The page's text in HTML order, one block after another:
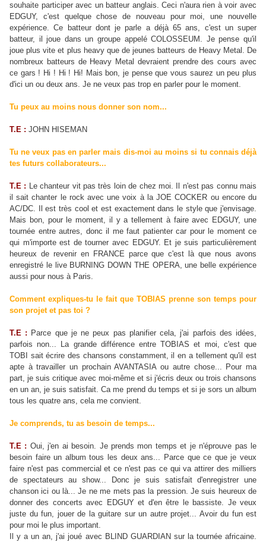
souhaite participer avec un batteur anglais. Ceci n'aura rien à voir avec
EDGUY, c'est quelque chose de nouveau pour moi, une nouvelle
expérience. Ce batteur dont je parle a déjà 65 ans, c'est un super
batteur, il joue dans un groupe appelé COLOSSEUM. Je pense qu'il
joue plus vite et plus heavy que de jeunes batteurs de Heavy Metal. De
nombreux batteurs de Heavy Metal devraient prendre des cours avec
ce gars ! Hi ! Hi ! Hi! Mais bon, je pense que vous saurez un peu plus
d'ici un ou deux ans. Je ne veux pas trop en parler pour le moment.
Tu peux au moins nous donner son nom...
T.E : JOHN HISEMAN
Tu ne veux pas en parler mais dis-moi au moins si tu connais déjà
tes futurs collaborateurs...
T.E : Le chanteur vit pas très loin de chez moi. Il n'est pas connu mais
il sait chanter le rock avec une voix à la JOE COCKER ou encore du
AC/DC. Il est très cool et est exactement dans le style que j'envisage.
Mais bon, pour le moment, il y a tellement à faire avec EDGUY, une
tournée entre autres, donc il me faut patienter car pour le moment ce
qui m'importe est de tourner avec EDGUY. Et je suis particulièrement
heureux de revenir en FRANCE parce que c'est là que nous avons
enregistré le live BURNING DOWN THE OPERA, une belle expérience
aussi pour nous à Paris.
Comment expliques-tu le fait que TOBIAS prenne son temps pour
son projet et pas toi ?
T.E : Parce que je ne peux pas planifier cela, j'ai parfois des idées,
parfois non... La grande différence entre TOBIAS et moi, c'est que
TOBI sait écrire des chansons constamment, il en a tellement qu'il est
apte à travailler un prochain AVANTASIA ou autre chose... Pour ma
part, je suis critique avec moi-même et si j'écris deux ou trois chansons
en un an, je suis satisfait. Ca me prend du temps et si je sors un album
tous les quatre ans, cela me convient.
Je comprends, tu as besoin de temps...
T.E : Oui, j'en ai besoin. Je prends mon temps et je n'éprouve pas le
besoin faire un album tous les deux ans... Parce que ce que je veux
faire n'est pas commercial et ce n'est pas ce qui va attirer des milliers
de spectateurs au show... Donc je suis satisfait d'enregistrer une
chanson ici ou là... Je ne me mets pas la pression. Je suis heureux de
donner des concerts avec EDGUY et d'en être le bassiste. Je veux
juste du fun, jouer de la guitare sur un autre projet... Avoir du fun est
pour moi le plus important.
Il y a un an, j'ai joué avec BLIND GUARDIAN sur la tournée africaine.